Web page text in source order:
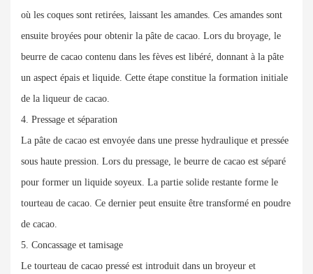
où les coques sont retirées, laissant les amandes. Ces amandes sont
ensuite broyées pour obtenir la pâte de cacao. Lors du broyage, le
beurre de cacao contenu dans les fèves est libéré, donnant à la pâte
un aspect épais et liquide. Cette étape constitue la formation initiale
de la liqueur de cacao.
4. Pressage et séparation
La pâte de cacao est envoyée dans une presse hydraulique et pressée
sous haute pression. Lors du pressage, le beurre de cacao est séparé
pour former un liquide soyeux. La partie solide restante forme le
tourteau de cacao. Ce dernier peut ensuite être transformé en poudre
de cacao.
5. Concassage et tamisage
Le tourteau de cacao pressé est introduit dans un broyeur et